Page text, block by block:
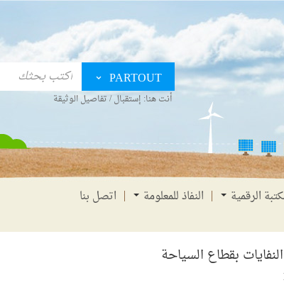
PARTOUT
أنت هنا: إستقبال/تفاصيل الوثيقة
الرقمية النفاذ للمعلومة اتصل بنا
بقطاع السياحة